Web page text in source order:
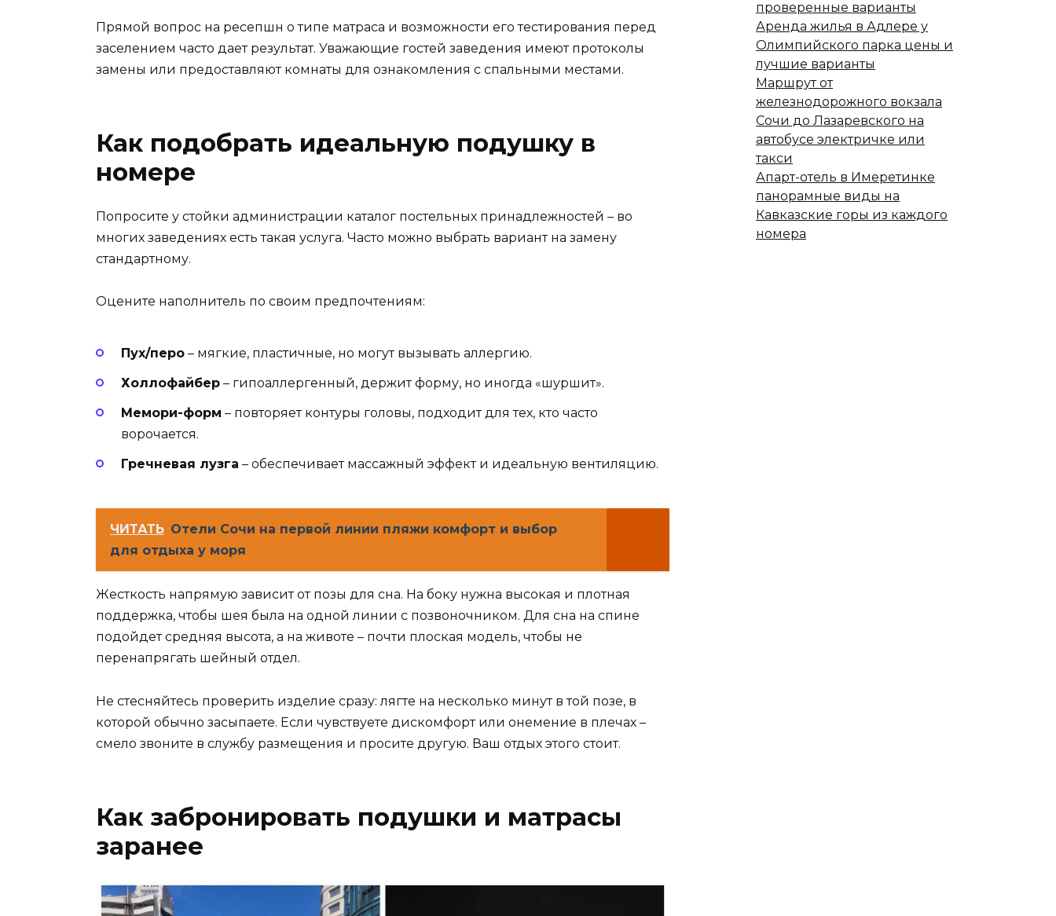
Прямой вопрос на ресепшн о типе матраса и возможности его тестирования перед
заселением часто дает результат. Уважающие гостей заведения имеют протоколы
замены или предоставляют комнаты для ознакомления с спальными местами.
Как подобрать идеальную подушку в
номере
Попросите у стойки администрации каталог постельных принадлежностей – во
многих заведениях есть такая услуга. Часто можно выбрать вариант на замену
стандартному.
Оцените наполнитель по своим предпочтениям:
Пух/перо – мягкие, пластичные, но могут вызывать аллергию.
Холлофайбер – гипоаллергенный, держит форму, но иногда «шуршит».
Мемори-форм – повторяет контуры головы, подходит для тех, кто часто
ворочается.
Гречневая лузга – обеспечивает массажный эффект и идеальную вентиляцию.
ЧИТАТЬ Отели Сочи на первой линии пляжи комфорт и выбор
для отдыха у моря
Жесткость напрямую зависит от позы для сна. На боку нужна высокая и плотная
поддержка, чтобы шея была на одной линии с позвоночником. Для сна на спине
подойдет средняя высота, а на животе – почти плоская модель, чтобы не
перенапрягать шейный отдел.
Не стесняйтесь проверить изделие сразу: лягте на несколько минут в той позе, в
которой обычно засыпаете. Если чувствуете дискомфорт или онемение в плечах –
смело звоните в службу размещения и просите другую. Ваш отдых этого стоит.
Как забронировать подушки и матрасы
заранее
проверенные варианты
Аренда жилья в Адлере у
Олимпийского парка цены и
лучшие варианты
Маршрут от
железнодорожного вокзала
Сочи до Лазаревского на
автобусе электричке или
такси
Апарт-отель в Имеретинке
панорамные виды на
Кавказские горы из каждого
номера